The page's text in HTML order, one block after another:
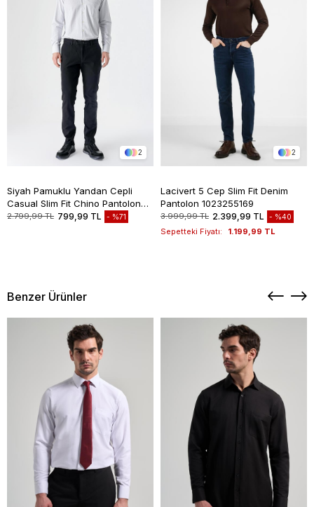
2
Siyah Pamuklu Yandan Cepli
Casual Slim Fit Chino Pantolon
1003235117
2.799,99 TL 799,99 TL %71
2
Lacivert 5 Cep Slim Fit Denim
Pantolon 1023255169
3.999,99 TL 2.399,99 TL %40
Sepetteki Fiyatı: 1.199,99 TL
Benzer Ürünler